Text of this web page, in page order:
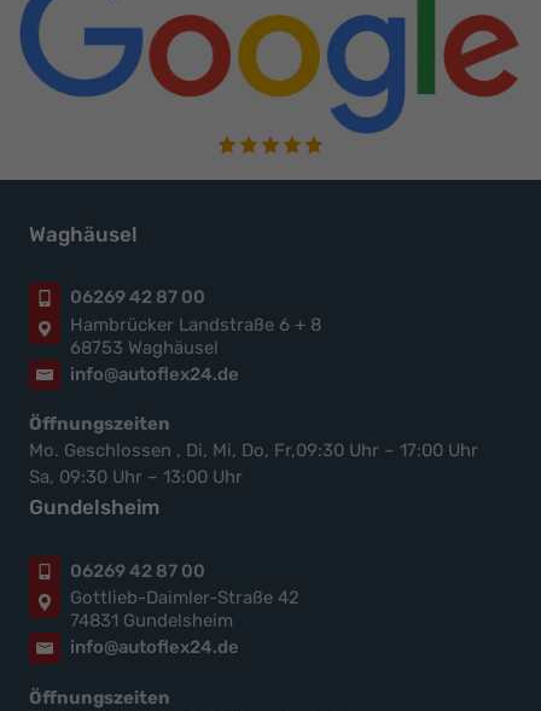
Waghäusel
06269 42 87 00
Hambrücker Landstraße 6 + 8
68753 Waghäusel
info@autoflex24.de
Öffnungszeiten
Mo. Geschlossen , Di, Mi, Do, Fr,09:30 Uhr – 17:00 Uhr
Sa, 09:30 Uhr – 13:00 Uhr
Gundelsheim
06269 42 87 00
Gottlieb-Daimler-Straße 42
74831 Gundelsheim
info@autoflex24.de
Öffnungszeiten